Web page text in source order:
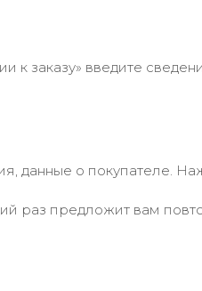
введите
данные о покупателе.
предложит вам